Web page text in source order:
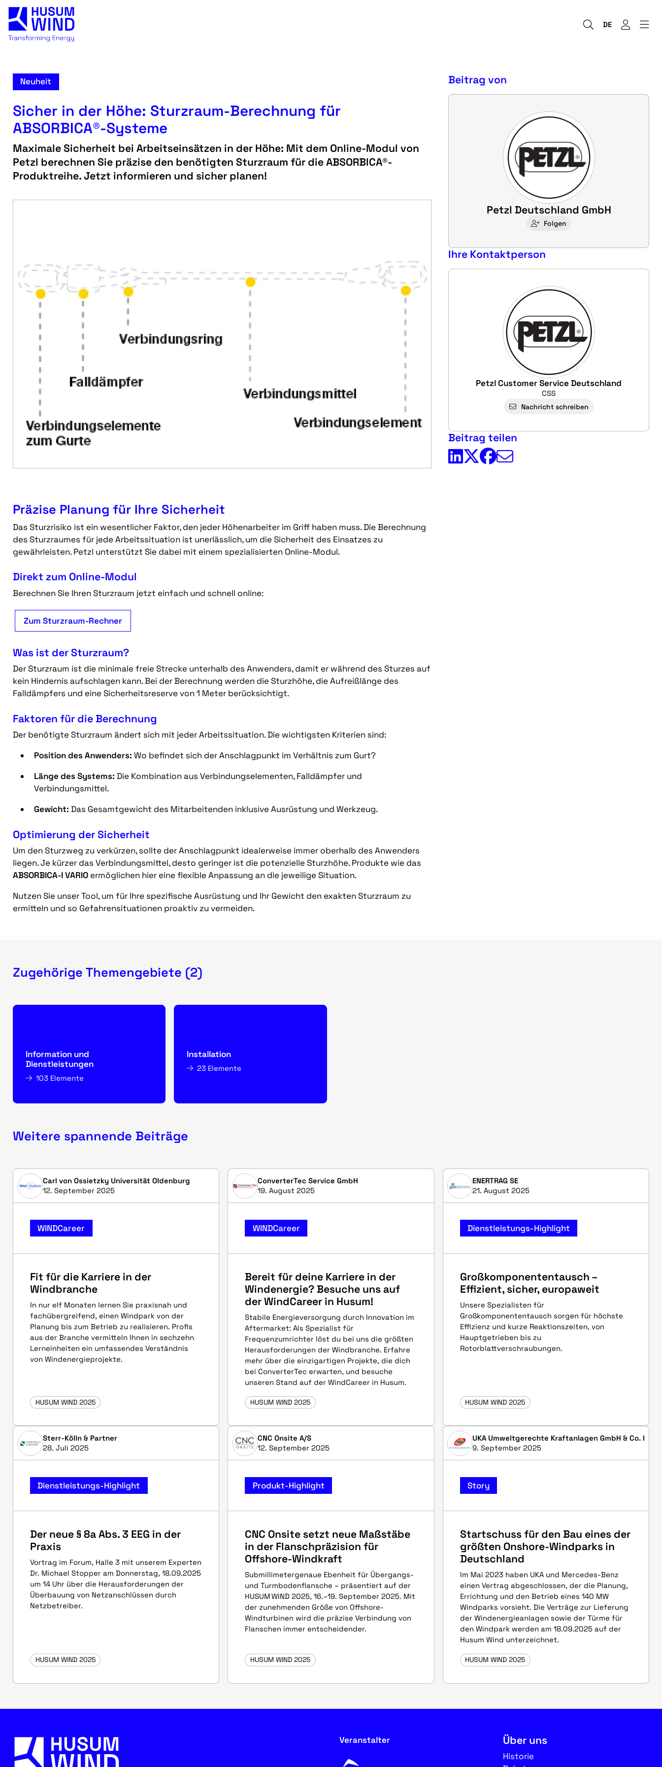
DE
Neuheit
Sicher in der Höhe: Sturzraum-Berechnung für
ABSORBICA®-Systeme
Maximale Sicherheit bei Arbeitseinsätzen in der Höhe: Mit dem Online-Modul von
Petzl berechnen Sie präzise den benötigten Sturzraum für die ABSORBICA®-
Produktreihe. Jetzt informieren und sicher planen!
Präzise Planung für Ihre Sicherheit
Das Sturzrisiko ist ein wesentlicher Faktor, den jeder Höhenarbeiter im Griff haben muss. Die Berechnung
des Sturzraumes für jede Arbeitssituation ist unerlässlich, um die Sicherheit des Einsatzes zu
gewährleisten. Petzl unterstützt Sie dabei mit einem spezialisierten Online-Modul.
Direkt zum Online-Modul
Berechnen Sie Ihren Sturzraum jetzt einfach und schnell online:
Zum Sturzraum-Rechner
Was ist der Sturzraum?
Der Sturzraum ist die minimale freie Strecke unterhalb des Anwenders, damit er während des Sturzes auf
kein Hindernis aufschlagen kann. Bei der Berechnung werden die Sturzhöhe, die Aufreißlänge des
Falldämpfers und eine Sicherheitsreserve von 1 Meter berücksichtigt.
Faktoren für die Berechnung
Der benötigte Sturzraum ändert sich mit jeder Arbeitssituation. Die wichtigsten Kriterien sind:
Position des Anwenders: Wo befindet sich der Anschlagpunkt im Verhältnis zum Gurt?
Länge des Systems: Die Kombination aus Verbindungselementen, Falldämpfer und
Verbindungsmittel.
Gewicht: Das Gesamtgewicht des Mitarbeitenden inklusive Ausrüstung und Werkzeug.
Optimierung der Sicherheit
Um den Sturzweg zu verkürzen, sollte der Anschlagpunkt idealerweise immer oberhalb des Anwenders
liegen. Je kürzer das Verbindungsmittel, desto geringer ist die potenzielle Sturzhöhe. Produkte wie das
ABSORBICA-I VARIO ermöglichen hier eine flexible Anpassung an die jeweilige Situation.
Nutzen Sie unser Tool, um für Ihre spezifische Ausrüstung und Ihr Gewicht den exakten Sturzraum zu
ermitteln und so Gefahrensituationen proaktiv zu vermeiden.
Beitrag von
Petzl Deutschland GmbH
Folgen
Ihre Kontaktperson
Petzl Customer Service Deutschland
CSS
Nachricht schreiben
Beitrag teilen
Zugehörige Themengebiete (2)
Information und
Dienstleistungen
103 Elemente
Installation
23 Elemente
Weitere spannende Beiträge
Carl von Ossietzky Universität Oldenburg
12. September 2025
WINDCareer
Fit für die Karriere in der
Windbranche
In nur elf Monaten lernen Sie praxisnah und
fachübergreifend, einen Windpark von der
Planung bis zum Betrieb zu realisieren. Profis
aus der Branche vermitteln Ihnen in sechzehn
Lerneinheiten ein umfassendes Verständnis
von Windenergieprojekte.
HUSUM WIND 2025
ConverterTec Service GmbH
19. August 2025
WINDCareer
Bereit für deine Karriere in der
Windenergie? Besuche uns auf
der WindCareer in Husum!
Stabile Energieversorgung durch Innovation im
Aftermarket: Als Spezialist für
Frequenzumrichter löst du bei uns die größten
Herausforderungen der Windbranche. Erfahre
mehr über die einzigartigen Projekte, die dich
bei ConverterTec erwarten, und besuche
unseren Stand auf der WindCareer in Husum.
HUSUM WIND 2025
ENERTRAG SE
21. August 2025
Dienstleistungs-Highlight
Großkomponententausch –
Effizient, sicher, europaweit
Unsere Spezialisten für
Großkomponententausch sorgen für höchste
Effizienz und kurze Reaktionszeiten, von
Hauptgetrieben bis zu
Rotorblattverschraubungen.
HUSUM WIND 2025
Sterr-Kölln & Partner
28. Juli 2025
Dienstleistungs-Highlight
Der neue § 8a Abs. 3 EEG in der
Praxis
Vortrag im Forum, Halle 3 mit unserem Experten
Dr. Michael Stopper am Donnerstag, 18.09.2025
um 14 Uhr über die Herausforderungen der
Überbauung von Netzanschlüssen durch
Netzbetreiber.
HUSUM WIND 2025
CNC Onsite A/S
12. September 2025
Produkt-Highlight
CNC Onsite setzt neue Maßstäbe
in der Flanschpräzision für
Offshore-Windkraft
Submillimetergenaue Ebenheit für Übergangs-
und Turmbodenflansche – präsentiert auf der
HUSUM WIND 2025, 16.–19. September 2025. Mit
der zunehmenden Größe von Offshore-
Windturbinen wird die präzise Verbindung von
Flanschen immer entscheidender.
HUSUM WIND 2025
UKA Umweltgerechte Kraftanlagen GmbH & Co. KG
9. September 2025
Story
Startschuss für den Bau eines der
größten Onshore-Windparks in
Deutschland
Im Mai 2023 haben UKA und Mercedes-Benz
einen Vertrag abgeschlossen, der die Planung,
Errichtung und den Betrieb eines 140 MW
Windparks vorsieht. Die Verträge zur Lieferung
der Windenergieanlagen sowie der Türme für
den Windpark werden am 18.09.2025 auf der
Husum Wind unterzeichnet.
HUSUM WIND 2025
Veranstalter Über uns
Historie